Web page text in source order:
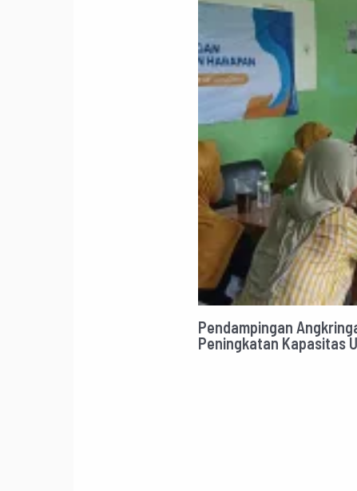
Pendampingan
Peningkatan Kapasitas